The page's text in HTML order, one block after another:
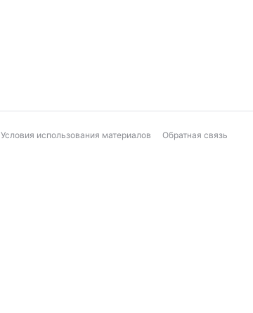
Условия использования материалов Обратная связь